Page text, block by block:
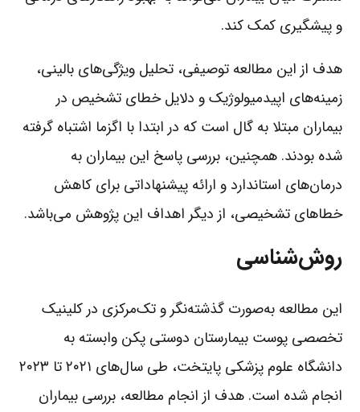
و پیشگیری کمک کند.
هدف از این مطالعه توصیفی، تحلیل ویژگی‌های بالینی،
زمینه‌های اپیدمیولوژیک و دلایل خطای تشخیص در
بیماران مبتلا به گال است که در ابتدا با اگزما اشتباه گرفته
شده بودند. همچنین، بررسی پاسخ این بیماران به
درمان‌های استاندارد و ارائه پیشنهاداتی برای کاهش
خطاهای تشخیصی، از دیگر اهداف این پژوهش می‌باشد.
روش‌شناسی
این مطالعه به‌صورت گذشته‌نگر و تک‌مرکزی در کلینیک
تخصصی پوست بیمارستان دوستی پکن وابسته به
دانشگاه علوم پزشکی پایتخت، طی سال‌های ۲۰۲۱ تا ۲۰۲۳
انجام شده است. هدف از انجام مطالعه، بررسی بیماران